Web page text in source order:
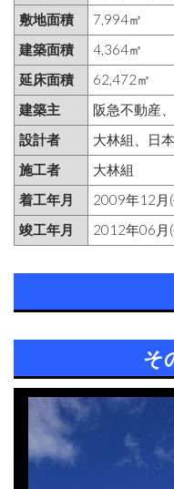
敷地面積
7,994㎡
建築面積
4,364㎡
延床面積
62,472㎡
建築主
阪急不動産
設計者
大林組、日
施工者
大林組
着工年月
2009年12月
竣工年月
2012年06月
そ